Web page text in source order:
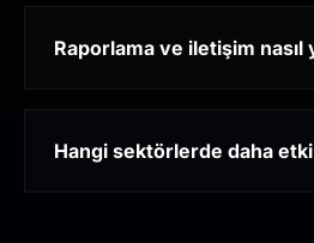
Raporlama ve iletişim nasıl
Hangi sektörlerde daha